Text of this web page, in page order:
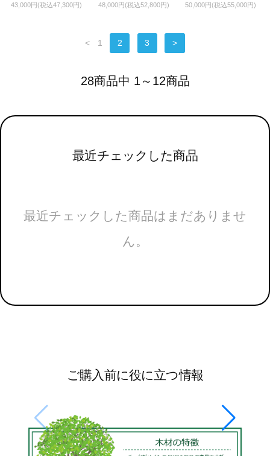
43,000円(税込47,300円)
48,000円(税込52,800円)
枠付きの商品ですので壁
50,000円(税込55,000円)
< 1 2 3 >
28商品中 1～12商品
最近チェックした商品
最近チェックした商品はまだありませ
ん。
ご購入前に役に立つ情報